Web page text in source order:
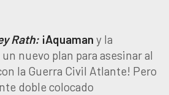
Rath: ¡Aquaman y la
nuevo plan para asesinar al
la Guerra Civil Atlante! Pero
doble colocado